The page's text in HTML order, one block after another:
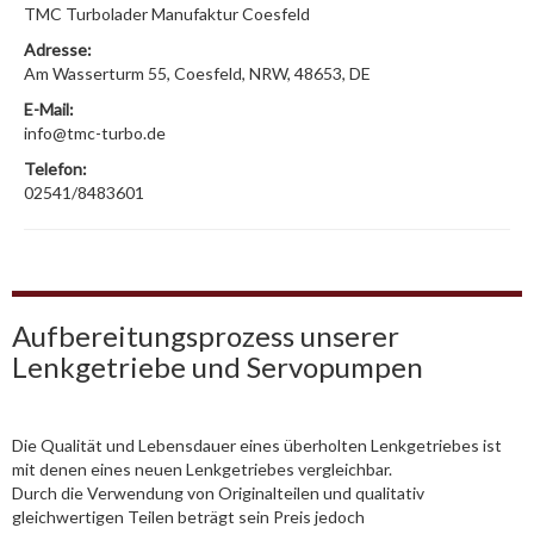
TMC Turbolader Manufaktur Coesfeld
Adresse:
Am Wasserturm 55, Coesfeld, NRW, 48653, DE
E-Mail:
info@tmc-turbo.de
Telefon:
02541/8483601
Aufbereitungsprozess unserer
Lenkgetriebe und Servopumpen
Die Qualität und Lebensdauer eines überholten Lenkgetriebes ist
mit denen eines neuen Lenkgetriebes vergleichbar.
Durch die Verwendung von Originalteilen und qualitativ
gleichwertigen Teilen beträgt sein Preis jedoch